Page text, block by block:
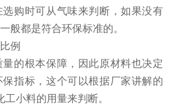
时可从气味来判断，如果没有
般都是符合环保标准的。
例
根本保障，因此原材料也决定
指标，这个可以根据厂家讲解的
小料的用量来判断。